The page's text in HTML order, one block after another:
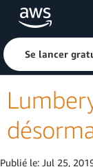
Passer au contenu
Cliquer
Se lancer
Publié le: Jul 25,